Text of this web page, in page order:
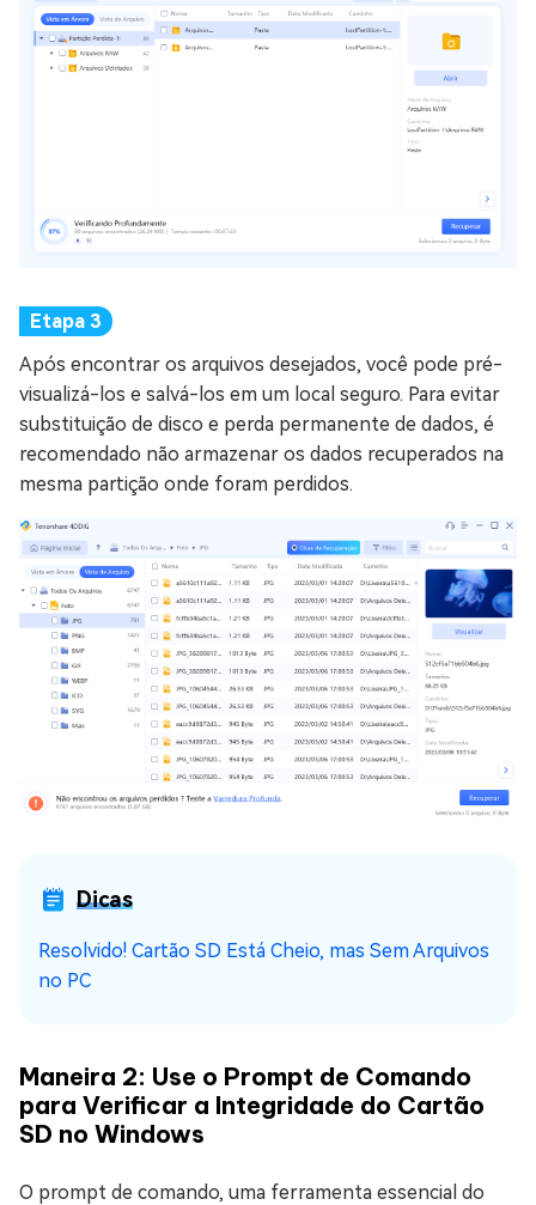
Após encontrar os arquivos desejados, você pode pré-
visualizá-los e salvá-los em um local seguro. Para evitar
substituição de disco e perda permanente de dados, é
recomendado não armazenar os dados recuperados na
mesma partição onde foram perdidos.
Dicas
Resolvido! Cartão SD Está Cheio, mas Sem Arquivos
no PC
Maneira 2: Use o Prompt de Comando
para Verificar a Integridade do Cartão
SD no Windows
O prompt de comando, uma ferramenta essencial do